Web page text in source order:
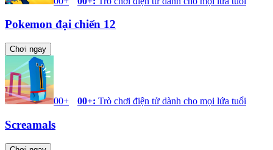
Pokemon đại chiến 12
Chơi ngay
00+ 00+: Trò chơi điện tử dành cho mọi lứa tuổi
Screamals